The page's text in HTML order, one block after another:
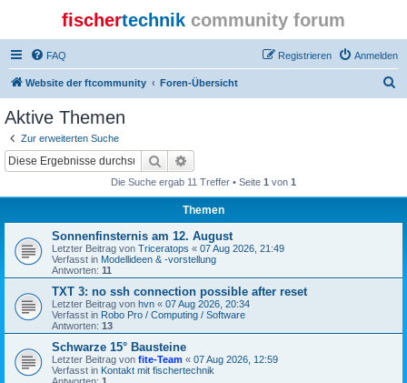
fischertechnik community forum
FAQ Anmelden
Registrieren
Website der ftcommunity Foren-Übersicht
Aktive Themen
Zur erweiterten Suche
Suche
Die Suche ergab 11 Treffer • Seite 1 von 1
Themen
Sonnenfinsternis am 12. August
Letzter Beitrag von Triceratops « 07 Aug 2026, 21:49
Verfasst in Modellideen & -vorstellung
Antworten: 11
TXT 3: no ssh connection possible after reset
Letzter Beitrag von hvn « 07 Aug 2026, 20:34
Verfasst in Robo Pro / Computing / Software
Antworten: 13
Schwarze 15° Bausteine
Letzter Beitrag von fite-Team « 07 Aug 2026, 12:59
Verfasst in Kontakt mit fischertechnik
Antworten: 1